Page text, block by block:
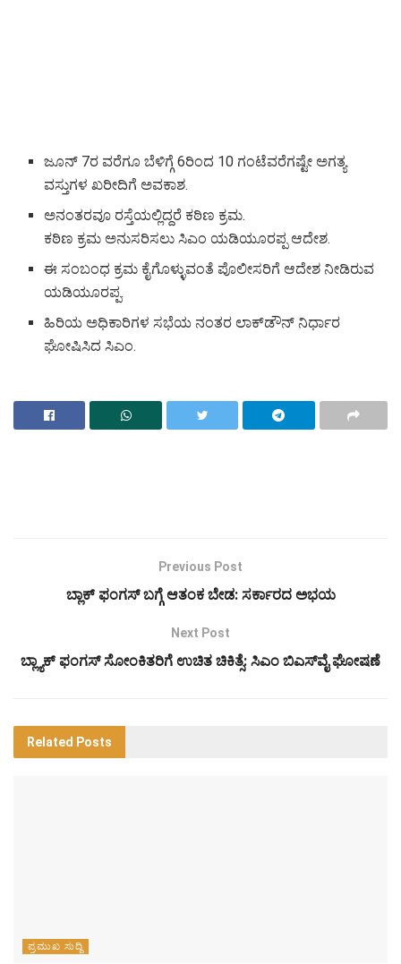
ಜೂನ್ 7ರ ವರೆಗೂ ಬೆಳಿಗ್ಗೆ 6ರಿಂದ 10 ಗಂಟೆವರೆಗಷ್ಟೇ ಅಗತ್ಯ
ವಸ್ತುಗಳ ಖರೀದಿಗೆ ಅವಕಾಶ.
ಅನಂತರವೂ ರಸ್ತೆಯಲ್ಲಿದ್ದರೆ ಕಠಿಣ ಕ್ರಮ.
ಕಠಿಣ ಕ್ರಮ ಅನುಸರಿಸಲು ಸಿಎಂ ಯಡಿಯೂರಪ್ಪ ಆದೇಶ.
ಈ ಸಂಬಂಧ ಕ್ರಮ ಕೈಗೊಳ್ಳುವಂತೆ ಪೊಲೀಸರಿಗೆ ಆದೇಶ ನೀಡಿರುವ
ಯಡಿಯೂರಪ್ಪ.
ಹಿರಿಯ ಅಧಿಕಾರಿಗಳ ಸಭೆಯ ನಂತರ ಲಾಕ್‌ಡೌನ್ ನಿರ್ಧಾರ
ಘೋಷಿಸಿದ ಸಿಎಂ.
Previous Post
ಬ್ಲಾಕ್‌ ಫಂಗಸ್‌ ಬಗ್ಗೆ ಆತಂಕ ಬೇಡ: ಸರ್ಕಾರದ ಅಭಯ
Next Post
ಬ್ಲ್ಯಾಕ್ ಫಂಗಸ್ ಸೋಂಕಿತರಿಗೆ ಉಚಿತ ಚಿಕಿತ್ಸೆ: ಸಿಎಂ ಬಿಎಸ್‌ವೈ ಘೋಷಣೆ
Related Posts
ಪ್ರಮುಖ ಸುದ್ದಿ